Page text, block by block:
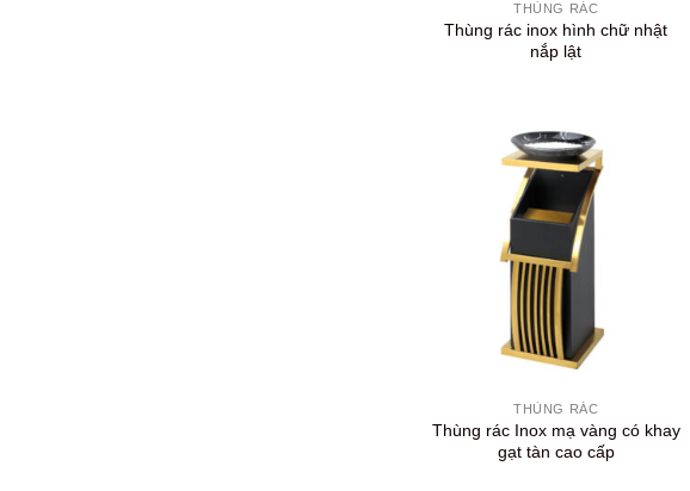
THÙNG RÁC
Thùng rác inox hình chữ nhật
nắp lật
THÙNG RÁC
Thùng rác Inox mạ vàng có khay
gạt tàn cao cấp